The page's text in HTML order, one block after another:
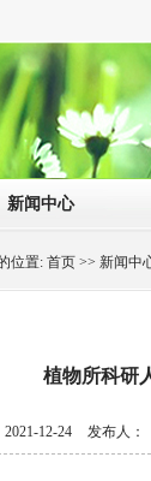
新闻中心
位置: 首页 >> 新闻中
植物所科研
2021-12-24 发布人：